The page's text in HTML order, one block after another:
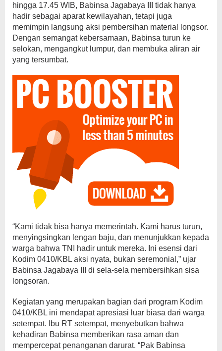
hingga 17.45 WIB, Babinsa Jagabaya III tidak hanya
hadir sebagai aparat kewilayahan, tetapi juga
memimpin langsung aksi pembersihan material longsor.
Dengan semangat kebersamaan, Babinsa turun ke
selokan, mengangkut lumpur, dan membuka aliran air
yang tersumbat.
“Kami tidak bisa hanya memerintah. Kami harus turun,
menyingsingkan lengan baju, dan menunjukkan kepada
warga bahwa TNI hadir untuk mereka. Ini esensi dari
Kodim 0410/KBL aksi nyata, bukan seremonial,” ujar
Babinsa Jagabaya III di sela-sela membersihkan sisa
longsoran.
Kegiatan yang merupakan bagian dari program Kodim
0410/KBL ini mendapat apresiasi luar biasa dari warga
setempat. Ibu RT setempat, menyebutkan bahwa
kehadiran Babinsa memberikan rasa aman dan
mempercepat penanganan darurat. “Pak Babinsa